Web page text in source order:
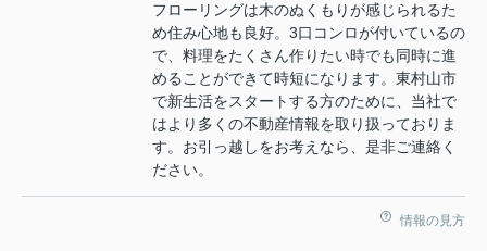
フローリングは木のぬくもりが感じられるた
め住み心地も良好。3口コンロが付いているの
で、料理をたくさん作りたい時でも同時に進
めることができて時短になります。東村山市
で新生活をスタートする方のために、当社で
はより多くの不動産情報を取り扱っておりま
す。お引っ越しをお考えなら、是非ご連絡く
ださい。
情報の見方